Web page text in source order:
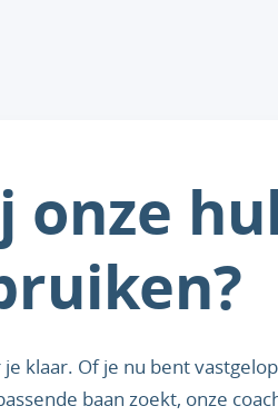
onze
klaar. Of je nu bent
baan zoekt, onze